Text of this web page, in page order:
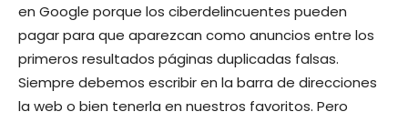
en Google porque los ciberdelincuentes pueden
pagar para que aparezcan como anuncios entre los
primeros resultados páginas duplicadas falsas.
Siempre debemos escribir en la barra de direcciones
la web o bien tenerla en nuestros favoritos. Pero